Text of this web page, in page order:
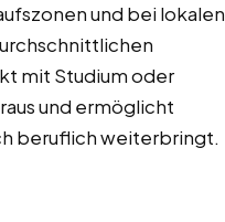
und bei lokalen
mit Studium oder
und ermöglicht
beruflich weiterbringt.